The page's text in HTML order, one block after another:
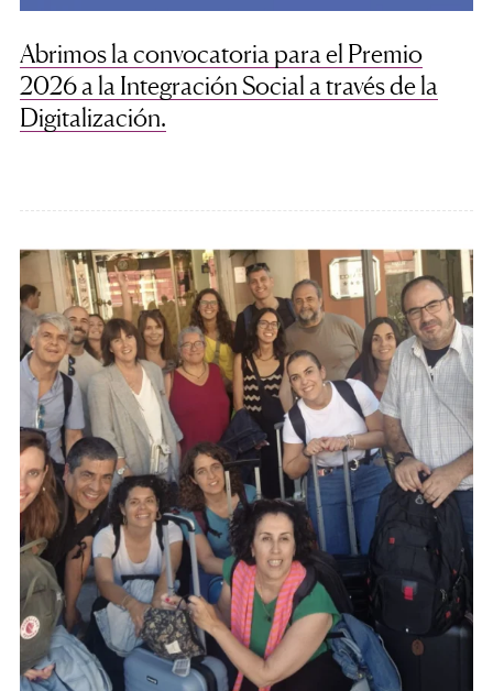
Abrimos la convocatoria para el Premio
2026 a la Integración Social a través de la
Digitalización.